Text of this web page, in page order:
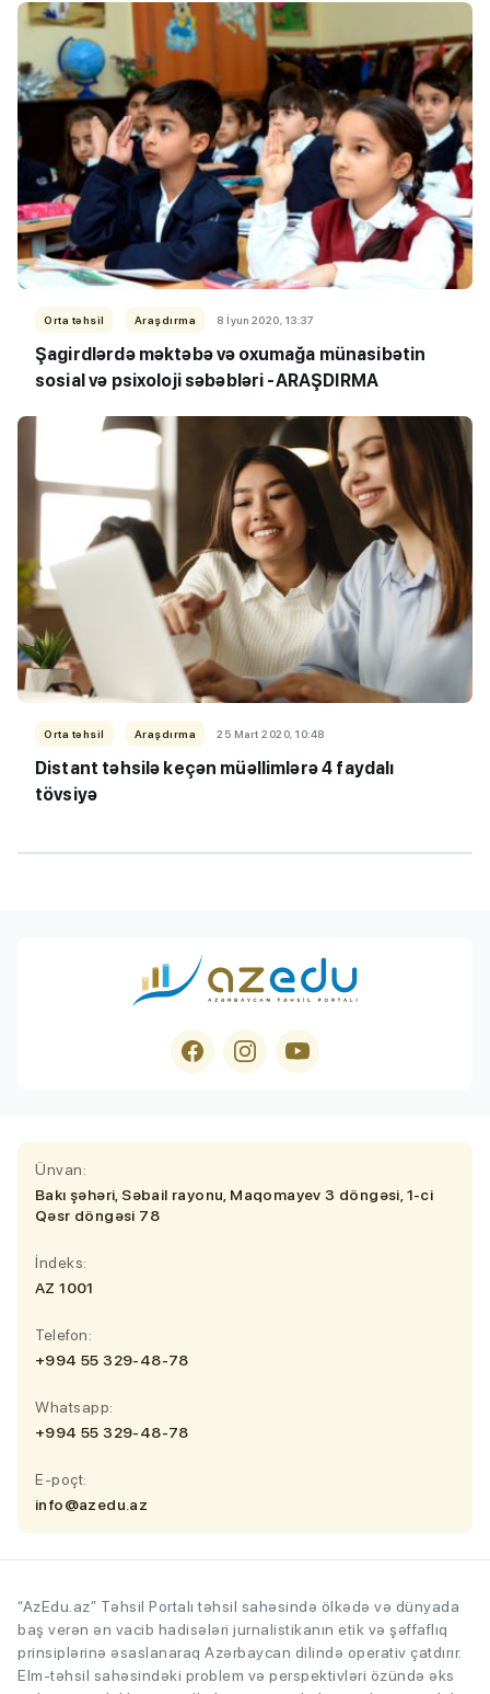
Orta təhsil Araşdırma 8 İyun 2020, 13:37
Şagirdlərdə məktəbə və oxumağa münasibətin
sosial və psixoloji səbəbləri -ARAŞDIRMA
Orta təhsil Araşdırma 25 Mart 2020, 10:48
Distant təhsilə keçən müəllimlərə 4 faydalı
tövsiyə
Ünvan:
Bakı şəhəri, Səbail rayonu, Maqomayev 3 döngəsi, 1-ci
Qəsr döngəsi 78
İndeks:
AZ 1001
Telefon:
+994 55 329-48-78
Whatsapp:
+994 55 329-48-78
E-poçt:
info@azedu.az
“AzEdu.az” Təhsil Portalı təhsil sahəsində ölkədə və dünyada
baş verən ən vacib hadisələri jurnalistikanın etik və şəffaflıq
prinsiplərinə əsaslanaraq Azərbaycan dilində operativ çatdırır.
Elm-təhsil sahəsindəki problem və perspektivləri özündə əks